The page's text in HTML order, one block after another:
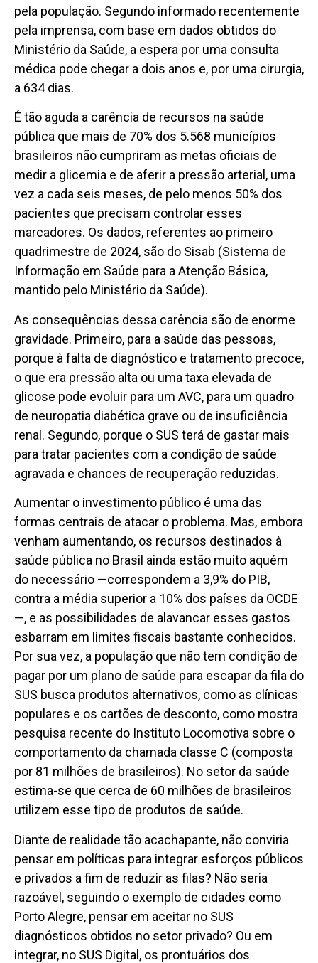
pela população. Segundo informado recentemente
pela imprensa, com base em dados obtidos do
Ministério da Saúde, a espera por uma consulta
médica pode chegar a dois anos e, por uma cirurgia,
a 634 dias.
É tão aguda a carência de recursos na saúde
pública que mais de 70% dos 5.568 municípios
brasileiros não cumpriram as metas oficiais de
medir a glicemia e de aferir a pressão arterial, uma
vez a cada seis meses, de pelo menos 50% dos
pacientes que precisam controlar esses
marcadores. Os dados, referentes ao primeiro
quadrimestre de 2024, são do Sisab (Sistema de
Informação em Saúde para a Atenção Básica,
mantido pelo Ministério da Saúde).
As consequências dessa carência são de enorme
gravidade. Primeiro, para a saúde das pessoas,
porque à falta de diagnóstico e tratamento precoce,
o que era pressão alta ou uma taxa elevada de
glicose pode evoluir para um AVC, para um quadro
de neuropatia diabética grave ou de insuficiência
renal. Segundo, porque o SUS terá de gastar mais
para tratar pacientes com a condição de saúde
agravada e chances de recuperação reduzidas.
Aumentar o investimento público é uma das
formas centrais de atacar o problema. Mas, embora
venham aumentando, os recursos destinados à
saúde pública no Brasil ainda estão muito aquém
do necessário —correspondem a 3,9% do PIB,
contra a média superior a 10% dos países da OCDE
—, e as possibilidades de alavancar esses gastos
esbarram em limites fiscais bastante conhecidos.
Por sua vez, a população que não tem condição de
pagar por um plano de saúde para escapar da fila do
SUS busca produtos alternativos, como as clínicas
populares e os cartões de desconto, como mostra
pesquisa recente do Instituto Locomotiva sobre o
comportamento da chamada classe C (composta
por 81 milhões de brasileiros). No setor da saúde
estima-se que cerca de 60 milhões de brasileiros
utilizem esse tipo de produtos de saúde.
Diante de realidade tão acachapante, não conviria
pensar em políticas para integrar esforços públicos
e privados a fim de reduzir as filas? Não seria
razoável, seguindo o exemplo de cidades como
Porto Alegre, pensar em aceitar no SUS
diagnósticos obtidos no setor privado? Ou em
integrar, no SUS Digital, os prontuários dos